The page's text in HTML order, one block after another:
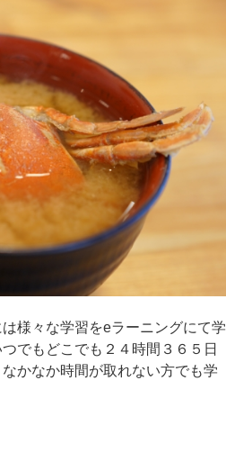
様々な学習をeラーニングにて学
でもどこでも２４時間３６５日
かなか時間が取れない方でも学